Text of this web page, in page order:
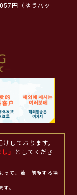
円（ゆうパッ
しております。
」
としてくださ
って、若干前後する場
。